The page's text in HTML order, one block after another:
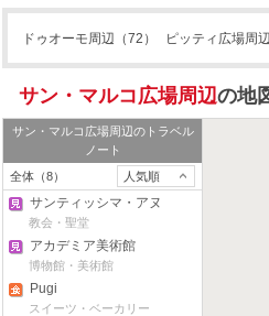
ドゥオーモ周辺 （72） ピッティ広場周辺
サン・マルコ広場周辺の地
サン・マルコ広場周辺のトラベル
ノート
全体（8）
人気順
サンティッシマ・アヌ
ンツィアータ教会
教会・聖堂
アカデミア美術館
博物館・美術館
Pugi
スイーツ・ベーカリー